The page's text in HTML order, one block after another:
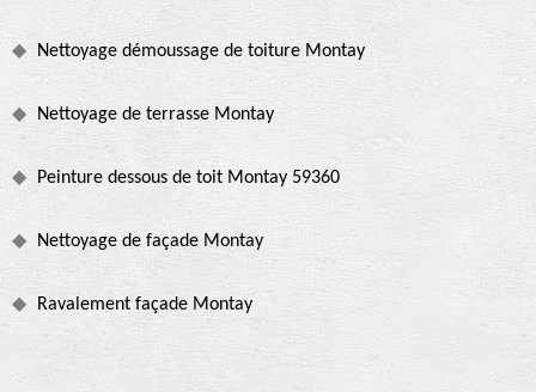
Nettoyage démoussage de toiture Montay
Nettoyage de terrasse Montay
Peinture dessous de toit Montay 59360
Nettoyage de façade Montay
Ravalement façade Montay